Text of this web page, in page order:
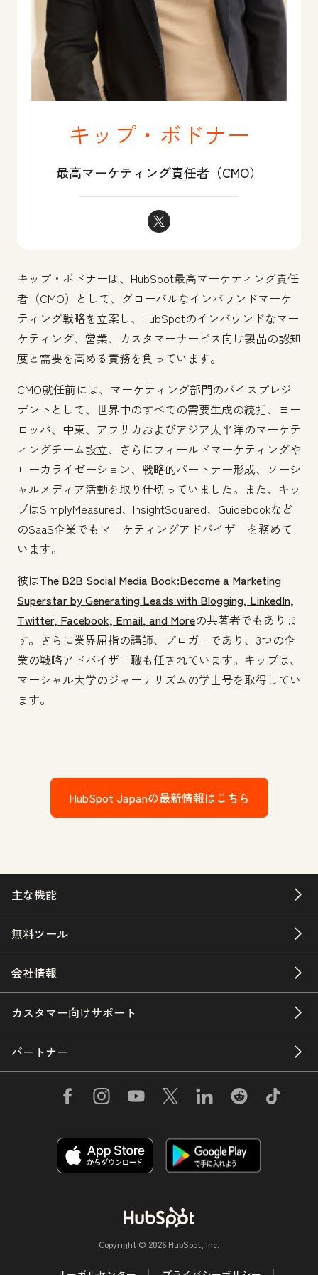
キップ・ボドナー
最高マーケティング責任者（CMO）
キップ・ボドナー Twitter
キップ・ボドナーは、HubSpot最高マーケティング責任
者（CMO）として、グローバルなインバウンドマーケ
ティング戦略を立案し、HubSpotのインバウンドなマー
ケティング、営業、カスタマーサービス向け製品の認知
度と需要を高める責務を負っています。
CMO就任前には、マーケティング部門のバイスプレジ
デントとして、世界中のすべての需要生成の統括、ヨー
ロッパ、中東、アフリカおよびアジア太平洋のマーケテ
ィングチーム設立、さらにフィールドマーケティングや
ローカライゼーション、戦略的パートナー形成、ソーシ
ャルメディア活動を取り仕切っていました。また、キッ
プはSimplyMeasured、InsightSquared、Guidebookなど
のSaaS企業でもマーケティングアドバイザーを務めて
います。
彼はThe B2B Social Media Book:Become a Marketing
Superstar by Generating Leads with Blogging, LinkedIn,
Twitter, Facebook, Email, and Moreの共著者でもありま
す。さらに業界屈指の講師、ブロガーであり、3つの企
業の戦略アドバイザー職も任されています。キップは、
マーシャル大学のジャーナリズムの学士号を取得してい
ます。
HubSpot Japanの最新情報はこちら
主な機能
無料ツール
会社情報
カスタマー向けサポート
パートナー
Copyright © 2026 HubSpot, Inc.